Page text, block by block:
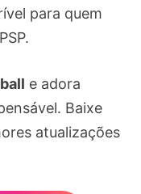
para quem
e adora
Baixe
atualizações